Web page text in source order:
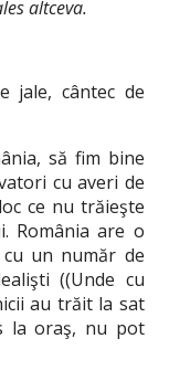
altceva.
jale, cântec de
să fim bine
cu averi de
ce nu trăieşte
România are o
un număr de
((Unde cu
au trăit la sat
la oraş, nu pot